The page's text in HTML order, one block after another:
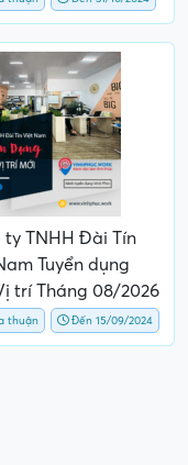
ty TNHH Đài Tín
Tuyển dụng
trí Tháng 08/2026
thuận Đến 15/09/2024